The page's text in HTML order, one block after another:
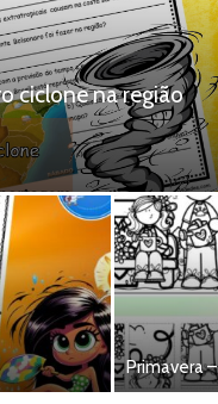
ciclone na região
Primavera